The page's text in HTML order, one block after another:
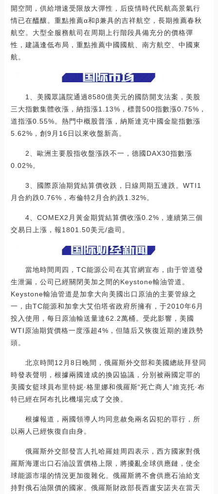
開空間，供給增速受限放大彈性，后疫情時代民航高景氣行
情已在醞釀。重點推薦α和β兼具的吉祥航空，長期推薦春秋
航空。大型全服務航司在周期上行階段具備充分的價格彈
性，建議逢低布局，重點推薦中國國航、南方航空、中國東
航。
1、美國眾議院通過8580億美元的國防開支法案，美股
三大指數集體收漲，納指漲1.13%，標普500指數漲0.75%，
道指漲0.55%。熱門中概股普漲，納斯達克中國金龍指數漲
5.62%，創9月16日以來收盤新高。
2、歐洲主要股指收盤漲跌不一，德國DAX30指數漲
0.02%。
3、國際原油期貨結算價收跌，日線周期五連跌。WTI1
月合約跌0.76%，布倫特2月合約跌1.32%。
4、COMEX2月黃金期貨結算價收漲0.2%，連續第三個
交易日上漲，報1801.50美元/盎司。
當地時間周四，TC能源公司在其官網宣布，由于管道發
生泄漏，公司已經關閉美加之間的Keystone輸油管道。
Keystone輸油管道是加拿大向美國出口原油的主要管線之
一，由TC能源和加拿大艾伯塔省政府所擁有，于2010年6月
投入使用，每日原油輸送量達62.2萬桶。受此影響，美國
WTI原油期貨價格一度漲超4%，但隨后又恢復近期的連跌勢
頭。
北京時間12月8日晚間，俄羅斯外交部和美國總統拜登同
時發表聲明，根據兩國達成的換囚協議，分別被兩國定罪的
美國女籃球員布里特妮·格里娜和俄羅斯“死亡商人”維克托·布
特已經在阿布扎比機場完成了交換。
根據報道，兩國領導人均同意赦免兩名囚犯的罪行，所
以兩人已經恢復自由身。
俄羅斯外交部發言人扎哈羅娃周四表示，西方國家對俄
羅斯海運出口石油設置價格上限，將擾亂全球供應鏈，使全
球能源市場的情況更加復雜化。俄羅斯將不會供應石油給支
持對俄石油限價的國家。俄羅斯財政部長西盧安諾夫在當天